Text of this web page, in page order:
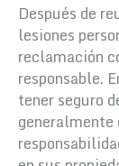
Después de
lesiones
reclamación
responsable.
tener seguro
generalmente